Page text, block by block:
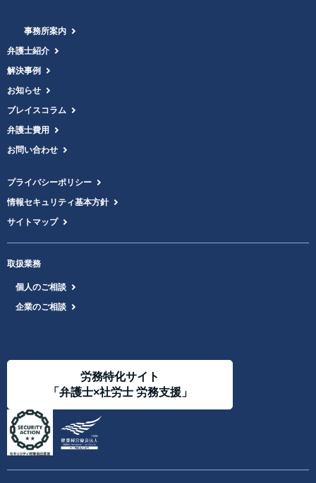
事務所案内
弁護士紹介
解決事例
お知らせ
ブレイスコラム
弁護士費用
お問い合わせ
プライバシーポリシー
情報セキュリティ基本方針
サイトマップ
取扱業務
個人のご相談
企業のご相談
労務特化サイト
「弁護士×社労士 労務支援」